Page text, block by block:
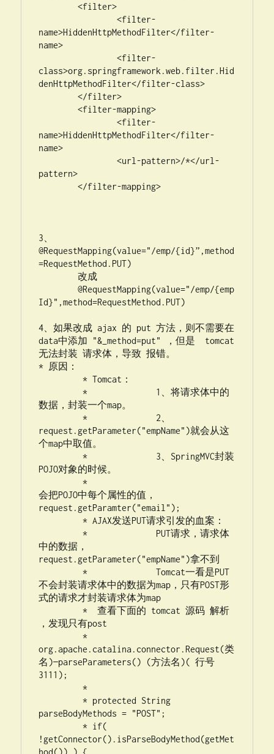
	<filter>
		<filter-
name>HiddenHttpMethodFilter</filter-
name>
		<filter-
class>org.springframework.web.filter.Hid
denHttpMethodFilter</filter-class>
	</filter>
	<filter-mapping>
		<filter-
name>HiddenHttpMethodFilter</filter-
name>
		<url-pattern>/*</url-
pattern>
	</filter-mapping>
3、
@RequestMapping(value="/emp/{id}”,method
=RequestMethod.PUT)
        改成
	@RequestMapping(value="/emp/{emp
Id}",method=RequestMethod.PUT)
4、如果改成 ajax 的 put 方法，则不需要在
data中添加 "&_method=put" ，但是  tomcat
无法封装 请求体，导致 报错。
* 原因：
数据，封装一个map。
request.getParameter("empName")就会从这
个map中取值。
POJO对象的时候。
会把POJO中每个属性的值，
request.getParamter("email");
中的数据，
request.getParameter("empName")拿不到
不会封装请求体中的数据为map，只有POST形
式的请求才封装请求体为map
         *  查看下面的 tomcat 源码 解析
，发现只有post
org.apache.catalina.connector.Request(类
名)—parseParameters() (方法名)( 行号
3111);
parseBodyMethods = "POST";
!getConnector().isParseBodyMethod(getMet